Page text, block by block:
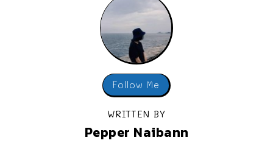
Follow Me
WRITTEN BY
Pepper Naibann